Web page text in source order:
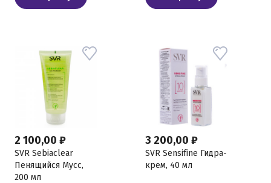
2 100,00 ₽
SVR Sebiaclear
Пенящийся Мусс,
200 мл
3 200,00 ₽
SVR Sensifine Гидра-
крем, 40 мл